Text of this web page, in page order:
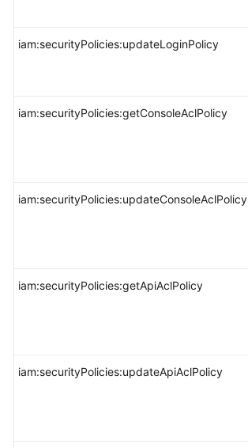
iam:securityPolicies:updateLoginPolicy
iam:securityPolicies:getConsoleAclPolicy
iam:securityPolicies:updateConsoleAclPolicy
iam:securityPolicies:getApiAclPolicy
iam:securityPolicies:updateApiAclPolicy